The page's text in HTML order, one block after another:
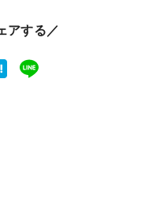
アする／